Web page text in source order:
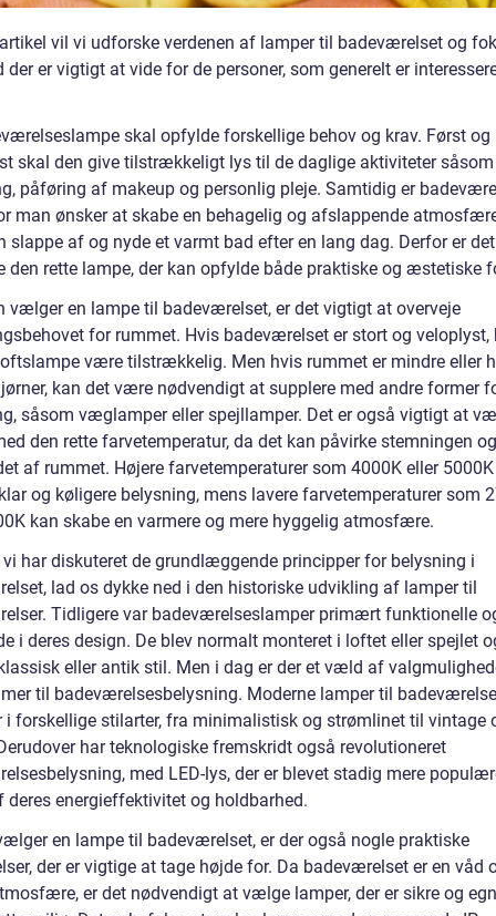
vil vi udforske verdenen af lamper til badeværelset og
der er vigtigt at vide for de personer, som generelt er
skal opfylde forskellige behov og krav. Først og
skal den give tilstrækkeligt lys til de daglige aktiviteter såsom
påføring af makeup og personlig pleje. Samtidig er
man ønsker at skabe en behagelig og afslappende
slappe af og nyde et varmt bad efter en lang dag. Derfor er
den rette lampe, der kan opfylde både praktiske og æstetiske
vælger en lampe til badeværelset, er det vigtigt at overveje
for rummet. Hvis badeværelset er stort og veloplyst,
være tilstrækkelig. Men hvis rummet er mindre eller
kan det være nødvendigt at supplere med andre former
såsom væglamper eller spejllamper. Det er også vigtigt at
den rette farvetemperatur, da det kan påvirke stemningen og
af rummet. Højere farvetemperaturer som 4000K eller
og køligere belysning, mens lavere farvetemperaturer som
kan skabe en varmere og mere hyggelig atmosfære.
vi har diskuteret de grundlæggende principper for belysning i
lad os dykke ned i den historiske udvikling af lamper til
Tidligere var badeværelseslamper primært funktionelle
i deres design. De blev normalt monteret i loftet eller spejlet
eller antik stil. Men i dag er der et væld af
til badeværelsesbelysning. Moderne lamper til
i forskellige stilarter, fra minimalistisk og strømlinet til vintage
har teknologiske fremskridt også revolutioneret
med LED-lys, der er blevet stadig mere
deres energieffektivitet og holdbarhed.
en lampe til badeværelset, er der også nogle praktiske
der er vigtige at tage højde for. Da badeværelset er en våd
er det nødvendigt at vælge lamper, der er sikre og